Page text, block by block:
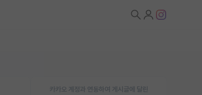
카카오 계정과 연동하여 게시글에 달린